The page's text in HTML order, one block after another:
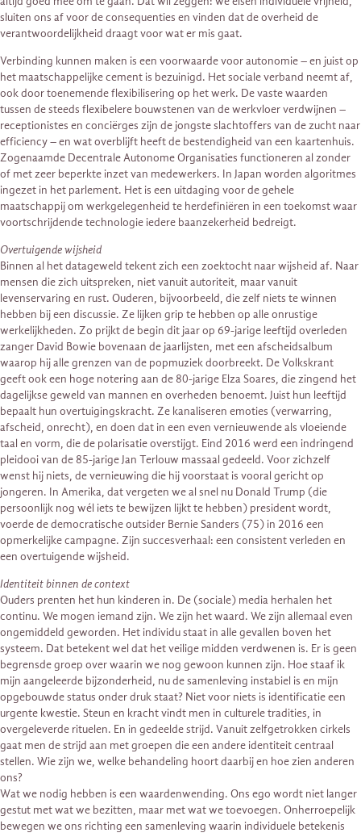
sluiten ons af voor de consequenties en vinden dat de overheid de
verantwoordelijkheid draagt voor wat er mis gaat.
Verbinding kunnen maken is een voorwaarde voor autonomie – en juist op
het maatschappelijke cement is bezuinigd. Het sociale verband neemt af,
ook door toenemende flexibilisering op het werk. De vaste waarden
tussen de steeds flexibelere bouwstenen van de werkvloer verdwijnen –
receptionistes en conciërges zijn de jongste slachtoffers van de zucht naar
efficiency – en wat overblijft heeft de bestendigheid van een kaartenhuis.
Zogenaamde Decentrale Autonome Organisaties functioneren al zonder
of met zeer beperkte inzet van medewerkers. In Japan worden algoritmes
ingezet in het parlement. Het is een uitdaging voor de gehele
maatschappij om werkgelegenheid te herdefiniëren in een toekomst waar
voortschrijdende technologie iedere baanzekerheid bedreigt.
Overtuigende wijsheid
Binnen al het datageweld tekent zich een zoektocht naar wijsheid af. Naar
mensen die zich uitspreken, niet vanuit autoriteit, maar vanuit
levenservaring en rust. Ouderen, bijvoorbeeld, die zelf niets te winnen
hebben bij een discussie. Ze lijken grip te hebben op alle onrustige
werkelijkheden. Zo prijkt de begin dit jaar op 69-jarige leeftijd overleden
zanger David Bowie bovenaan de jaarlijsten, met een afscheidsalbum
waarop hij alle grenzen van de popmuziek doorbreekt. De Volkskrant
geeft ook een hoge notering aan de 80-jarige Elza Soares, die zingend het
dagelijkse geweld van mannen en overheden benoemt. Juist hun leeftijd
bepaalt hun overtuigingskracht. Ze kanaliseren emoties (verwarring,
afscheid, onrecht), en doen dat in een even vernieuwende als vloeiende
taal en vorm, die de polarisatie overstijgt. Eind 2016 werd een indringend
pleidooi van de 85-jarige Jan Terlouw massaal gedeeld. Voor zichzelf
wenst hij niets, de vernieuwing die hij voorstaat is vooral gericht op
jongeren. In Amerika, dat vergeten we al snel nu Donald Trump (die
persoonlijk nog wél iets te bewijzen lijkt te hebben) president wordt,
voerde de democratische outsider Bernie Sanders (75) in 2016 een
opmerkelijke campagne. Zijn succesverhaal: een consistent verleden en
een overtuigende wijsheid.
Identiteit binnen de context
Ouders prenten het hun kinderen in. De (sociale) media herhalen het
continu. We mogen iemand zijn. We zijn het waard. We zijn allemaal even
ongemiddeld geworden. Het individu staat in alle gevallen boven het
systeem. Dat betekent wel dat het veilige midden verdwenen is. Er is geen
begrensde groep over waarin we nog gewoon kunnen zijn. Hoe staaf ik
mijn aangeleerde bijzonderheid, nu de samenleving instabiel is en mijn
opgebouwde status onder druk staat? Niet voor niets is identificatie een
urgente kwestie. Steun en kracht vindt men in culturele tradities, in
overgeleverde rituelen. En in gedeelde strijd. Vanuit zelfgetrokken cirkels
gaat men de strijd aan met groepen die een andere identiteit centraal
stellen. Wie zijn we, welke behandeling hoort daarbij en hoe zien anderen
ons?
Wat we nodig hebben is een waardenwending. Ons ego wordt niet langer
gestut met wat we bezitten, maar met wat we toevoegen. Onherroepelijk
bewegen we ons richting een samenleving waarin individuele betekenis